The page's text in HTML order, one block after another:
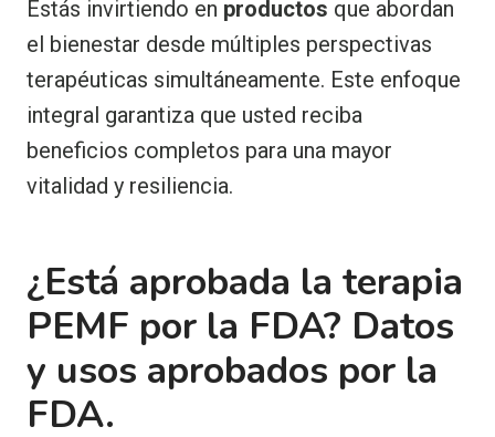
Estás invirtiendo en productos que abordan
el bienestar desde múltiples perspectivas
terapéuticas simultáneamente. Este enfoque
integral garantiza que usted reciba
beneficios completos para una mayor
vitalidad y resiliencia.
¿Está aprobada la terapia
PEMF por la FDA? Datos
y usos aprobados por la
FDA.